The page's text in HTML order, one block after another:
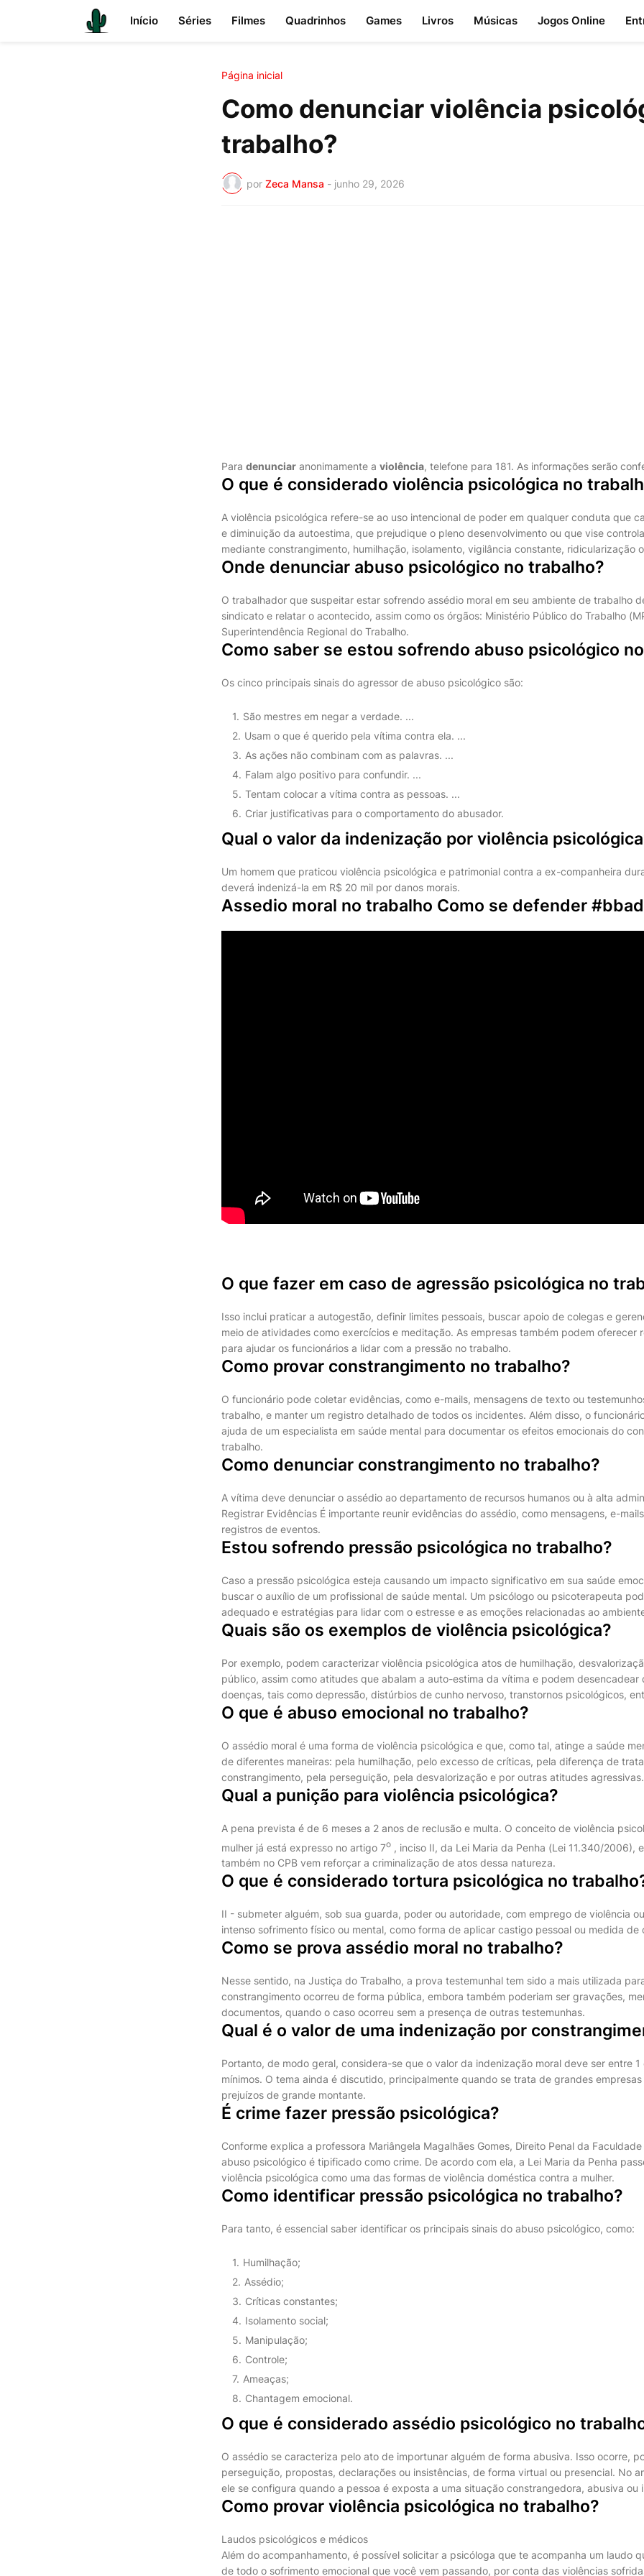
Início Séries Filmes Quadrinhos Games Livros Músicas Jogos Online
Página inicial
Como denunciar violência
trabalho?
por Zeca Mansa - junho 29, 2026
Para denunciar anonimamente a violência, telefone para 181. As informações serão
O que é considerado violência psicológica no
A violência psicológica refere-se ao uso intencional de poder em qualquer conduta que
e diminuição da autoestima, que prejudique o pleno desenvolvimento ou que vise
mediante constrangimento, humilhação, isolamento, vigilância constante, ridicularização
Onde denunciar abuso psicológico no trabalho?
O trabalhador que suspeitar estar sofrendo assédio moral em seu ambiente de trabalho
sindicato e relatar o acontecido, assim como os órgãos: Ministério Público do Trabalho
Superintendência Regional do Trabalho.
Como saber se estou sofrendo abuso psicológico
Os cinco principais sinais do agressor de abuso psicológico são:
São mestres em negar a verdade. ...
Usam o que é querido pela vítima contra ela. ...
As ações não combinam com as palavras. ...
Falam algo positivo para confundir. ...
Tentam colocar a vítima contra as pessoas. ...
Criar justificativas para o comportamento do abusador.
Qual o valor da indenização por violência
Um homem que praticou violência psicológica e patrimonial contra a ex-companheira
deverá indenizá-la em R$ 20 mil por danos morais.
Assedio moral no trabalho Como se defender
O que fazer em caso de agressão psicológica no
Isso inclui praticar a autogestão, definir limites pessoais, buscar apoio de colegas e
meio de atividades como exercícios e meditação. As empresas também podem oferecer
para ajudar os funcionários a lidar com a pressão no trabalho.
Como provar constrangimento no trabalho?
O funcionário pode coletar evidências, como e-mails, mensagens de texto ou
trabalho, e manter um registro detalhado de todos os incidentes. Além disso, o
ajuda de um especialista em saúde mental para documentar os efeitos emocionais do
trabalho.
Como denunciar constrangimento no trabalho?
A vítima deve denunciar o assédio ao departamento de recursos humanos ou à alta
Registrar Evidências É importante reunir evidências do assédio, como mensagens, e-
registros de eventos.
Estou sofrendo pressão psicológica no trabalho?
Caso a pressão psicológica esteja causando um impacto significativo em sua saúde
buscar o auxílio de um profissional de saúde mental. Um psicólogo ou psicoterapeuta
adequado e estratégias para lidar com o estresse e as emoções relacionadas ao
Quais são os exemplos de violência psicológica?
Por exemplo, podem caracterizar violência psicológica atos de humilhação,
público, assim como atitudes que abalam a auto-estima da vítima e podem desencadear
doenças, tais como depressão, distúrbios de cunho nervoso, transtornos psicológicos,
O que é abuso emocional no trabalho?
O assédio moral é uma forma de violência psicológica e que, como tal, atinge a saúde
de diferentes maneiras: pela humilhação, pelo excesso de críticas, pela diferença de
constrangimento, pela perseguição, pela desvalorização e por outras atitudes agressivas.
Qual a punição para violência psicológica?
A pena prevista é de 6 meses a 2 anos de reclusão e multa. O conceito de violência
mulher já está expresso no artigo 7o
, inciso II, da Lei Maria da Penha (Lei 11.340/2006),
também no CPB vem reforçar a criminalização de atos dessa natureza.
O que é considerado tortura psicológica no
II - submeter alguém, sob sua guarda, poder ou autoridade, com emprego de violência
intenso sofrimento físico ou mental, como forma de aplicar castigo pessoal ou medida
Como se prova assédio moral no trabalho?
Nesse sentido, na Justiça do Trabalho, a prova testemunhal tem sido a mais utilizada
constrangimento ocorreu de forma pública, embora também poderiam ser gravações,
documentos, quando o caso ocorreu sem a presença de outras testemunhas.
Qual é o valor de uma indenização por
Portanto, de modo geral, considera-se que o valor da indenização moral deve ser entre 1
mínimos. O tema ainda é discutido, principalmente quando se trata de grandes
prejuízos de grande montante.
É crime fazer pressão psicológica?
Conforme explica a professora Mariângela Magalhães Gomes, Direito Penal da
abuso psicológico é tipificado como crime. De acordo com ela, a Lei Maria da Penha
violência psicológica como uma das formas de violência doméstica contra a mulher.
Como identificar pressão psicológica no trabalho?
Para tanto, é essencial saber identificar os principais sinais do abuso psicológico, como:
Humilhação;
Assédio;
Críticas constantes;
Isolamento social;
Manipulação;
Controle;
Ameaças;
Chantagem emocional.
O que é considerado assédio psicológico no
O assédio se caracteriza pelo ato de importunar alguém de forma abusiva. Isso ocorre,
perseguição, propostas, declarações ou insistências, de forma virtual ou presencial. No
ele se configura quando a pessoa é exposta a uma situação constrangedora, abusiva ou
Como provar violência psicológica no trabalho?
Laudos psicológicos e médicos
Além do acompanhamento, é possível solicitar a psicóloga que te acompanha um laudo
de todo o sofrimento emocional que você vem passando, por conta das violências